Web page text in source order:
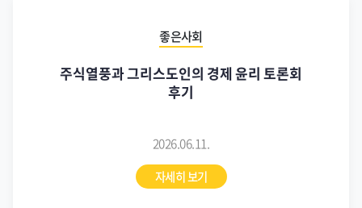
좋은사회
주식열풍과 그리스도인의 경제 윤리 토론회
후기
2026.06.11.
자세히 보기